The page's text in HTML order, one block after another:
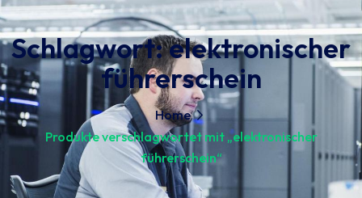
Schlagwort:elektronischer
führerschein
Home
Produkte verschlagwortet mit „elektronischer
führerschein“